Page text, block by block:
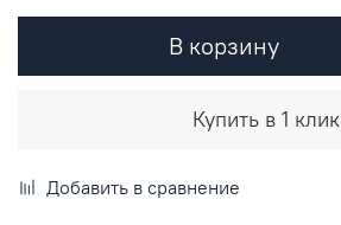
В корзину
Купить в 1 клик
Добавить в сравнение